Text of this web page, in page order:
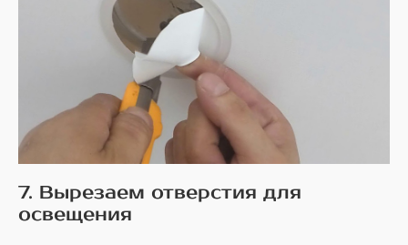
7. Вырезаем отверстия для
освещения